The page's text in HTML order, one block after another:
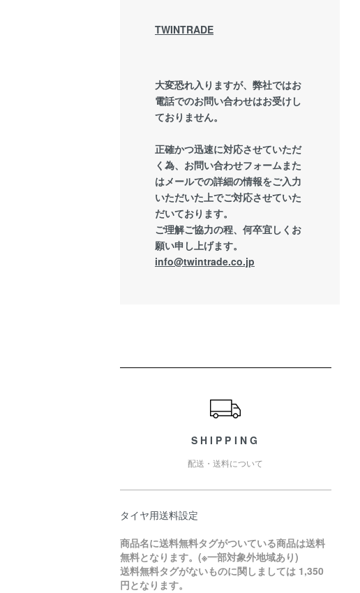
TWINTRADE
大変恐れ入りますが、弊社ではお
電話でのお問い合わせはお受けし
ておりません。
正確かつ迅速に対応させていただ
く為、お問い合わせフォームまた
はメールでの詳細の情報をご入力
いただいた上でご対応させていた
だいております。
ご理解ご協力の程、何卒宜しくお
願い申し上げます。
info@twintrade.co.jp
SHIPPING
配送・送料について
タイヤ用送料設定
商品名に送料無料タグがついている商品は送料
無料となります。(※一部対象外地域あり)
送料無料タグがないものに関しましては 1,350
円となります。